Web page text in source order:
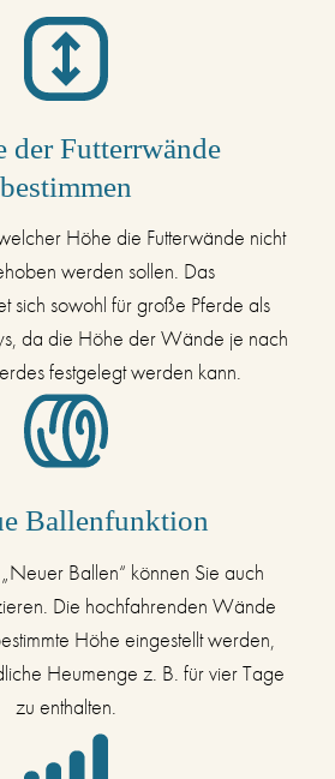
der Futterrwände
bestimmen
Höhe die Futterwände nicht
werden sollen. Das
sich sowohl für große Pferde als
da die Höhe der Wände je nach
festgelegt werden kann.
Ballenfunktion
Ballen“ können Sie auch
Die hochfahrenden Wände
Höhe eingestellt werden,
Heumenge z. B. für vier Tage
zu enthalten.